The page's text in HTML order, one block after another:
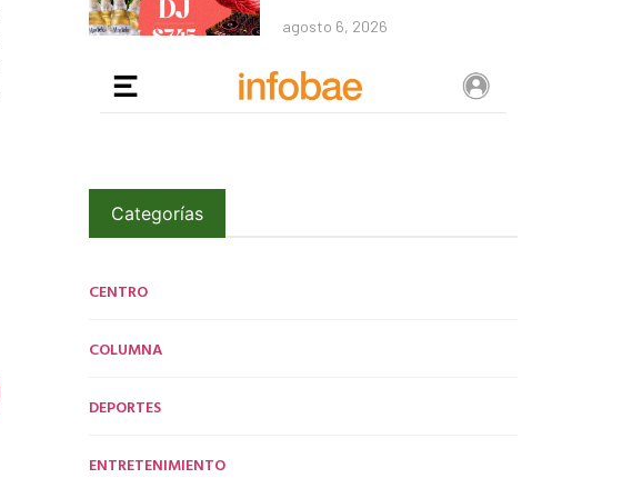
agosto 6, 2026
Categorías
CENTRO
COLUMNA
DEPORTES
ENTRETENIMIENTO